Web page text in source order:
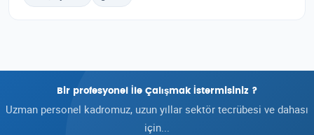
Bir profesyonel İle Çalışmak İstermisiniz ?
Uzman personel kadromuz, uzun yıllar sektör tecrübesi ve dahası
için...